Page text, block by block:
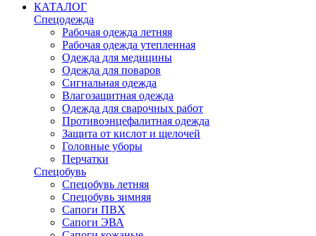
КАТАЛОГ
Спецодежда
Рабочая одежда летняя
Рабочая одежда утепленная
Одежда для медицины
Одежда для поваров
Сигнальная одежда
Влагозащитная одежда
Одежда для сварочных работ
Противоэнцефалитная одежда
Защита от кислот и щелочей
Головные уборы
Перчатки
Спецобувь
Спецобувь летняя
Спецобувь зимняя
Сапоги ПВХ
Сапоги ЭВА